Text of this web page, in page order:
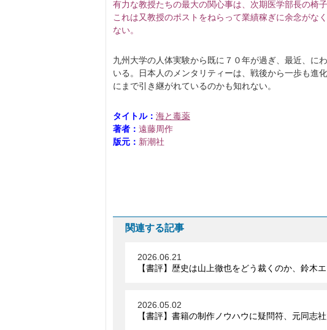
有力な教授たちの最大の関心事は、次期医学部長の椅
これは又教授のポストをねらって業績稼ぎに余念がな
ない。
九州大学の人体実験から既に７０年が過ぎ、最近、に
いる。日本人のメンタリティーは、戦後から一歩も進
にまで引き継がれているのかも知れない。
タイトル： 海と毒薬
著者： 遠藤周作
版元： 新潮社
関連する記事
2026.06.21
【書評】歴史は山上徹也をどう裁くのか、鈴木
2026.05.02
【書評】書籍の制作ノウハウに疑問符、元同志